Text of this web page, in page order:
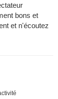
bons et
et n'écoutez